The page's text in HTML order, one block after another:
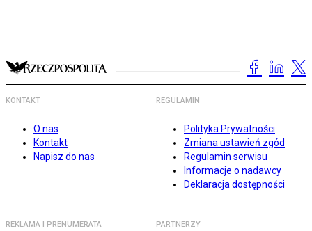
KONTAKT
O nas
Kontakt
Napisz do nas
REGULAMIN
Polityka Prywatności
Zmiana ustawień zgód
Regulamin serwisu
Informacje o nadawcy
Deklaracja dostępności
REKLAMA I PRENUMERATA PARTNERZY